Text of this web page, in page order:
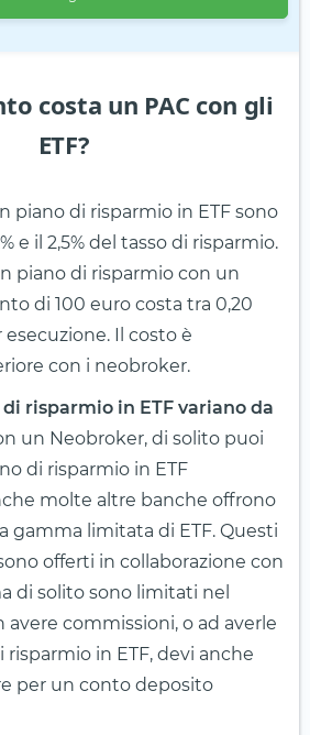
costa un PAC con gli
ETF?
piano di risparmio in ETF sono
e il 2,5% del tasso di risparmio.
piano di risparmio con un
di 100 euro costa tra 0,20
esecuzione. Il costo è
con i neobroker.
risparmio in ETF variano da
un Neobroker, di solito puoi
di risparmio in ETF
molte altre banche offrono
limitata di ETF. Questi
offerti in collaborazione con
di solito sono limitati nel
commissioni, o ad averle
risparmio in ETF, devi anche
per un conto deposito